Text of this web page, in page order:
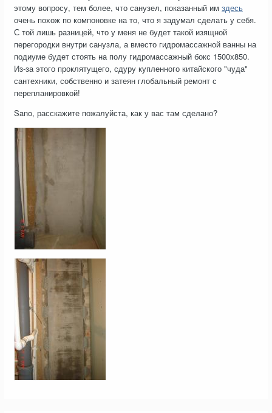
этому вопросу, тем более, что санузел, показанный им здесь
очень похож по компоновке на то, что я задумал сделать у себя.
С той лишь разницей, что у меня не будет такой изящной
перегородки внутри санузла, а вместо гидромассажной ванны на
подиуме будет стоять на полу гидромассажный бокс 1500х850.
Из-за этого проклятущего, сдуру купленного китайского "чуда"
сантехники, собственно и затеян глобальный ремонт с
перепланировкой!
Sano, расскажите пожалуйста, как у вас там сделано?